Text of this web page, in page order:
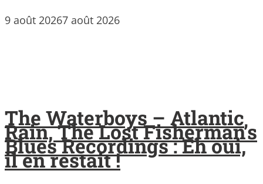
9 août 20267 août 2026
The Waterboys – Atlantic
Rain, The Lost Fisherman’s
Blues Recordings : Eh oui,
il en restait !